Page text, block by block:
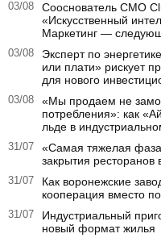
03/08
Сооснователь CMO
«Искусственный
Маркетинг —
03/08
Эксперт по
или плати» рискует
для нового
03/08
«Мы продаем не
потребления»: как
льде в
31/07
«Самая тяжелая фаза
закрытия
31/07
Как воронежские
кооперация вместо
31/07
Индустриальный
новый формат жилья